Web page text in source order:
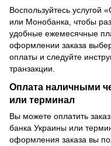
Воспользуйтесь услугой
или Монобанка, чтобы
удобные ежемесячные
оформлении заказа
оплаты и следуйте
транзакции.
Оплата наличными
или терминал
Вы можете оплатить
банка Украины или
оформления заказа вы